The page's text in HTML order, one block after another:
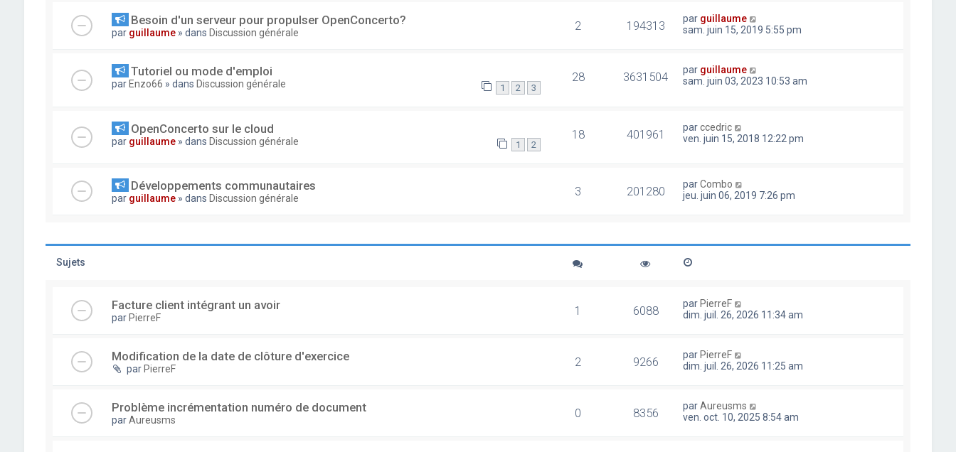
Besoin d'un serveur pour propulser OpenConcerto?
par guillaume » dans Discussion générale 2 194313 par guillaume
sam. juin 15, 2019 5:55 pm
Tutoriel ou mode d'emploi
par Enzo66 » dans Discussion générale 1 2 3
28 3631504 par guillaume
sam. juin 03, 2023 10:53 am
OpenConcerto sur le cloud
par guillaume » dans Discussion générale 1 2
18 401961 parccedric
ven. juin 15, 2018 12:22 pm
Développements communautaires
par guillaume » dans Discussion générale 3 201280 parCombo
jeu. juin 06, 2019 7:26 pm
Sujets
Facture client intégrant un avoir
par PierreF 1 6088 par PierreF
dim. juil. 26, 2026 11:34 am
Modification de la date de clôture d'exercice
par PierreF 2 9266 par PierreF
dim. juil. 26, 2026 11:25 am
Problème incrémentation numéro de document
parAureusms 0 8356 parAureusms
ven. oct. 10, 2025 8:54 am